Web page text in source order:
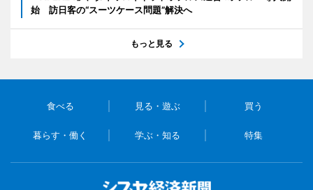
始 訪日客の“スーツケース問題”解決へ
もっと見る
食べる 見る・遊ぶ 買う
暮らす・働く 学ぶ・知る 特集